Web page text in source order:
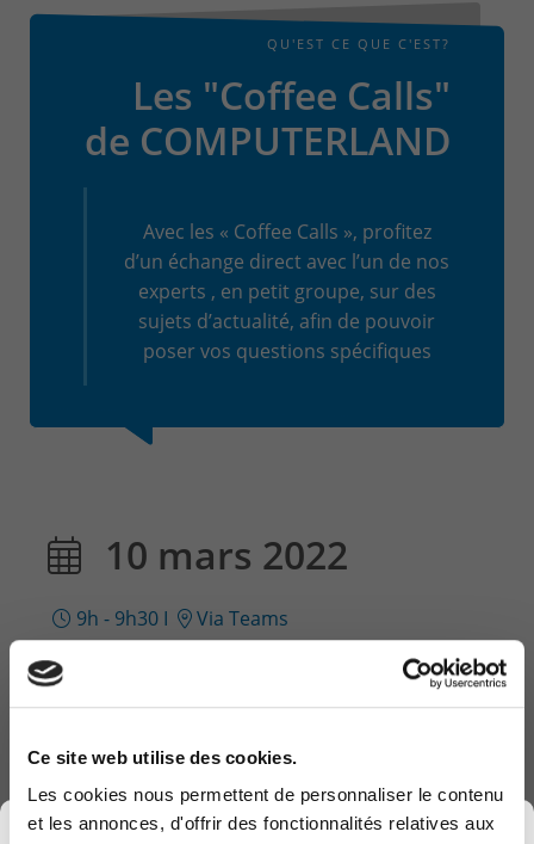
Ce site web utilise des cookies.
Les cookies nous permettent de personnaliser le contenu
et les annonces, d'offrir des fonctionnalités relatives aux
QU'EST CE QUE C'EST?
Les "Coffee Calls"
de COMPUTERLAND
Avec les « Coffee Calls », profitez
d’un échange direct avec l’un de nos
experts , en petit groupe, sur des
sujets d’actualité, afin de pouvoir
poser vos questions spécifiques
10 mars 2022
9h - 9h30 I Via Teams
Découvrez également notre autre date
8/03 : 9h - 9h30